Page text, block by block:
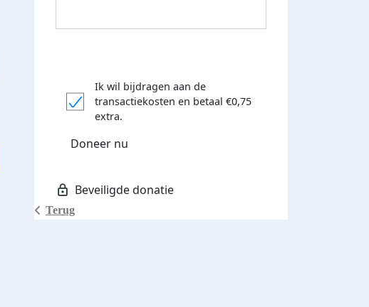
Donateurs bedankt
Terug
Ik wil bijdragen aan de
transactiekosten en betaal €0,75
extra.
Doneer nu